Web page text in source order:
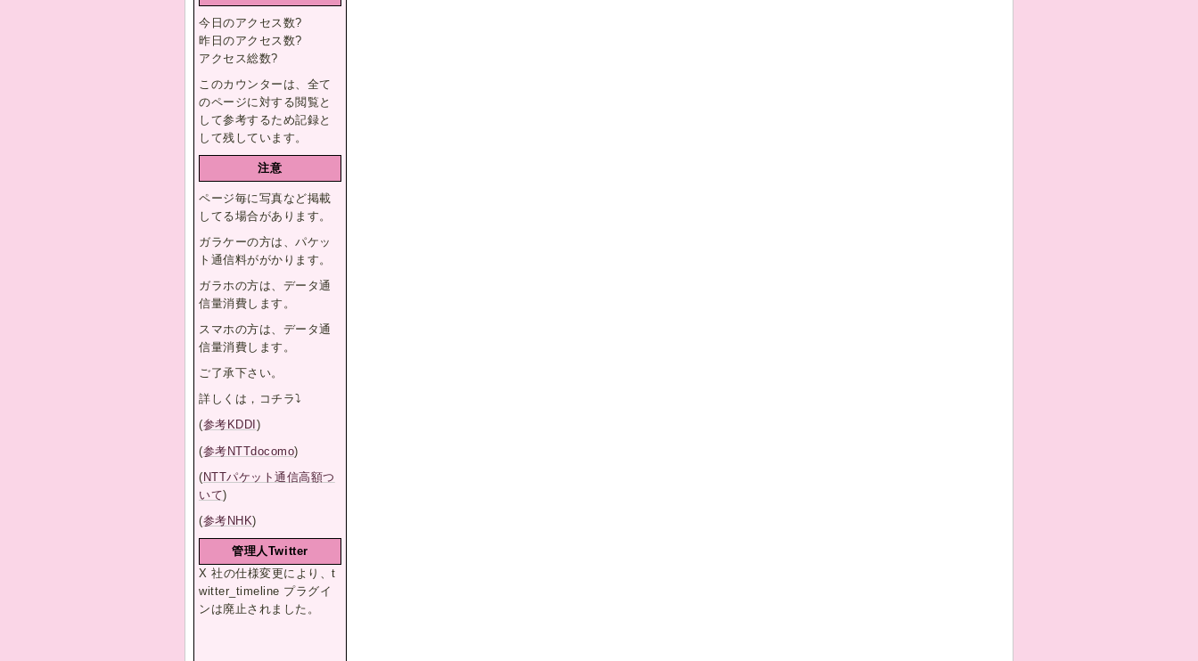
今日のアクセス数?
昨日のアクセス数?
アクセス総数?
このカウンターは、全て
のページに対する閲覧と
して参考するため記録と
して残しています。
注意
ページ毎に写真など掲載
してる場合があります。
ガラケーの方は、パケッ
ト通信料ががかります。
ガラホの方は、データ通
信量消費します。
スマホの方は、データ通
信量消費します。
ご了承下さい。
詳しくは，コチラ⤵︎
(参考KDDI )
(参考NTTdocomo)
(NTTパケット通信高額つ
いて)
(参考NHK)
管理人Twitter
X 社の仕様変更により、t
witter_timeline プラグイ
ンは廃止されました。